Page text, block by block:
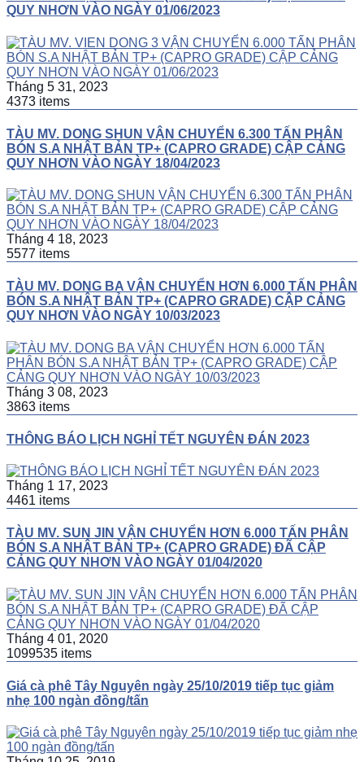
QUY NHƠN VÀO NGÀY 01/06/2023
Tháng 5 31, 2023
4373 items
TÀU MV. DONG SHUN VẬN CHUYỂN 6.300 TẤN PHÂN
BÓN S.A NHẬT BẢN TP+ (CAPRO GRADE) CẬP CẢNG
QUY NHƠN VÀO NGÀY 18/04/2023
Tháng 4 18, 2023
5577 items
TÀU MV. DONG BA VẬN CHUYỂN HƠN 6.000 TẤN PHÂN
BÓN S.A NHẬT BẢN TP+ (CAPRO GRADE) CẬP CẢNG
QUY NHƠN VÀO NGÀY 10/03/2023
Tháng 3 08, 2023
3863 items
THÔNG BÁO LỊCH NGHỈ TẾT NGUYÊN ĐÁN 2023
Tháng 1 17, 2023
4461 items
TÀU MV. SUN JIN VẬN CHUYỂN HƠN 6.000 TẤN PHÂN
BÓN S.A NHẬT BẢN TP+ (CAPRO GRADE) ĐÃ CẬP
CẢNG QUY NHƠN VÀO NGÀY 01/04/2020
Tháng 4 01, 2020
1099535 items
Giá cà phê Tây Nguyên ngày 25/10/2019 tiếp tục giảm
nhẹ 100 ngàn đồng/tấn